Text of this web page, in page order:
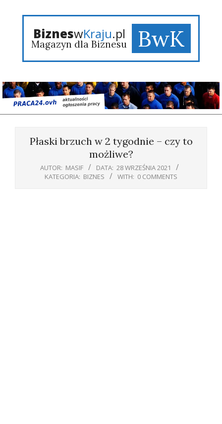
BizneswKraju.pl
Magazyn dla Biznesu BwK
Płaski brzuch w 2 tygodnie – czy to
możliwe?
AUTOR: MASIF DATA: 28 WRZEŚNIA 2021
KATEGORIA: BIZNES WITH: 0 COMMENTS